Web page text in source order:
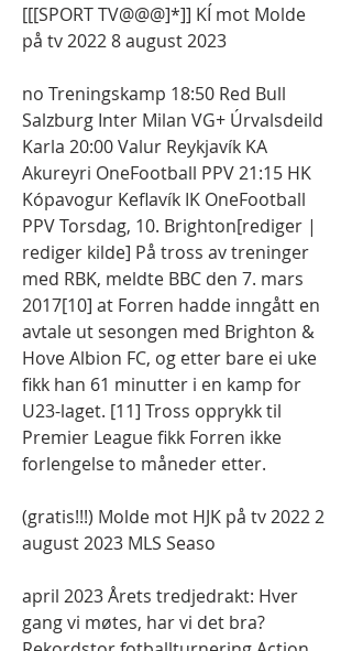
[[[SPORT TV@@@]*]] KÍ mot Molde
på tv 2022 8 august 2023
no Treningskamp 18:50 Red Bull
Salzburg Inter Milan VG+ Úrvalsdeild
Karla 20:00 Valur Reykjavík KA
Akureyri OneFootball PPV 21:15 HK
Kópavogur Keflavík IK OneFootball
PPV Torsdag, 10. Brighton[rediger |
rediger kilde] På tross av treninger
med RBK, meldte BBC den 7. mars
2017[10] at Forren hadde inngått en
avtale ut sesongen med Brighton &
Hove Albion FC, og etter bare ei uke
fikk han 61 minutter i en kamp for
U23-laget. [11] Tross opprykk til
Premier League fikk Forren ikke
forlengelse to måneder etter.
(gratis!!!) Molde mot HJK på tv 2022 2
august 2023 MLS Seaso
april 2023 Årets tredjedrakt: Hver
gang vi møtes, har vi det bra?